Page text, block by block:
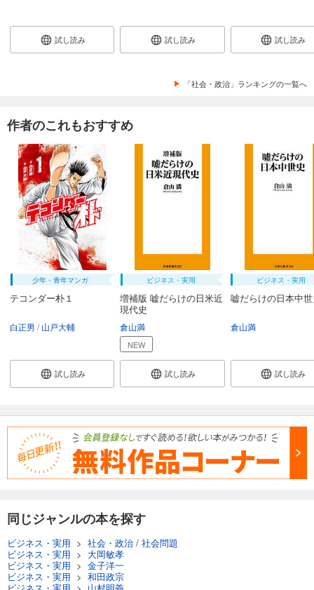
試し読み 試し読み 試し読み
「社会・政治」ランキングの一覧へ
作者のこれもおすすめ
少年・青年マンガ
テコンダー朴１
白正男 山戸大輔
試し読み
ビジネス・実用
増補版 嘘だらけの日米近
現代史
倉山満
NEW
試し読み
ビジネス・実用
嘘だらけの日本中
倉山満
試し読み
同じジャンルの本を探す
ビジネス・実用 > 社会・政治 / 社会問題
ビジネス・実用 > 大岡敏孝
ビジネス・実用 > 金子洋一
ビジネス・実用 > 和田政宗